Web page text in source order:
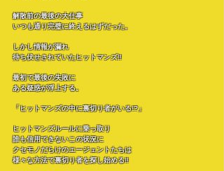
解散前の最後の大仕事
いつも通り完璧に終えるはずだった。
しかし情報が漏れ
待ち伏せされていたヒットマンズ‼️
最初で最後の失敗に
ある疑惑が浮上する。
「ヒットマンズの中に裏切り者がいる!?」
ヒットマンズルールに乗っ取り
誰も信用できないこの状況に
クセモノだらけのエージェントたちは
様々な方法で裏切り者を探し始める‼️